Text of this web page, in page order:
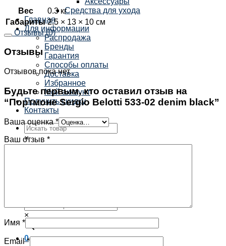
Средства для ухода
Главная
Для информации
Распродажа
Бренды
Гарантия
Способы оплаты
Доставка
Избранное
Мой аккаунт
Получить скидку
Контакты
×
×
0
Вес
0.3 кг
Габариты 2.5 × 13 × 10 см
Отзывы (0)
Отзывы
Отзывов пока нет.
Будьте первым, кто оставил отзыв на
“Портмоне Sergio Belotti 533-02 denim black”
Ваша оценка*
Ваш отзыв *
Имя *
Email*